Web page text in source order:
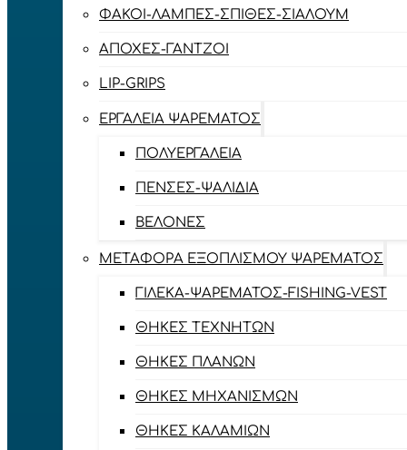
ΦΑΚΟΊ-ΛΆΜΠΕΣ-ΣΠΊΘΕΣ-ΣΊΑΛΟΥΜ
ΑΠΌΧΕΣ-ΓΆΝΤΖΟΙ
LIP-GRIPS
EΡΓΑΛΕΊΑ ΨΑΡΈΜΑΤΟΣ
ΠΟΛΥΕΡΓΑΛΕΊΑ
ΠΈΝΣΕΣ-ΨΑΛΊΔΙΑ
ΒΕΛΌΝΕΣ
ΜΕΤΑΦΟΡΆ ΕΞΟΠΛΙΣΜΟΎ ΨΑΡΈΜΑΤΟΣ
ΓΙΛΈΚΑ-ΨΑΡΈΜΑΤΟΣ-FISHING-VEST
ΘΉΚΕΣ ΤΕΧΝΗΤΏΝ
ΘΉΚΕΣ ΠΛΆΝΩΝ
ΘΉΚΕΣ ΜΗΧΑΝΙΣΜΏΝ
ΘΉΚΕΣ ΚΑΛΑΜΙΏΝ